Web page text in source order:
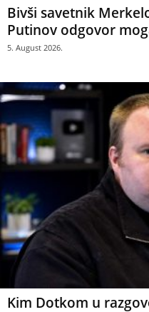
Bivši savetnik
Putinov odgovor
5. August 2026.
Kim Dotkom u